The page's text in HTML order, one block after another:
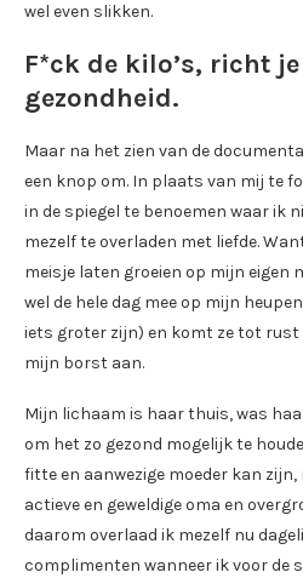
wel even slikken.
F*ck de kilo’s, richt
gezondheid.
Maar na het zien van de
een knop om. In plaats van mij te
in de spiegel te benoemen waar ik
mezelf te overladen met liefde.
meisje laten groeien op mijn eigen
wel de hele dag mee op mijn
iets groter zijn) en komt ze tot
mijn borst aan.
Mijn lichaam is haar thuis, was
om het zo gezond mogelijk te
fitte en aanwezige moeder kan
actieve en geweldige oma en
daarom overlaad ik mezelf nu
complimenten wanneer ik voor de